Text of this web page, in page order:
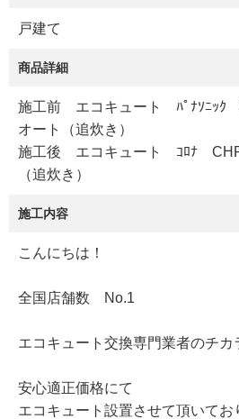
戸建て
商品詳細
施工前 エコキュート ﾊﾟﾅｿﾆｯ
オート（追炊き）
施工後 エコキュート ｺﾛﾅ
（追炊き）
施工内容
こんにちは！
全国店舗数 No.1
エコキュート交換専門業者のチカ
安心適正価格にて
エコキュート設置させて頂いてお